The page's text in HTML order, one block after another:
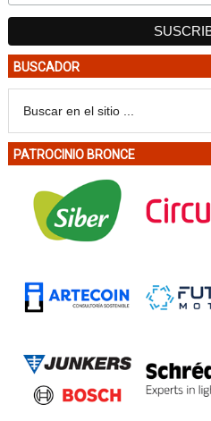
BUSCADOR
PATROCINIO BRONCE